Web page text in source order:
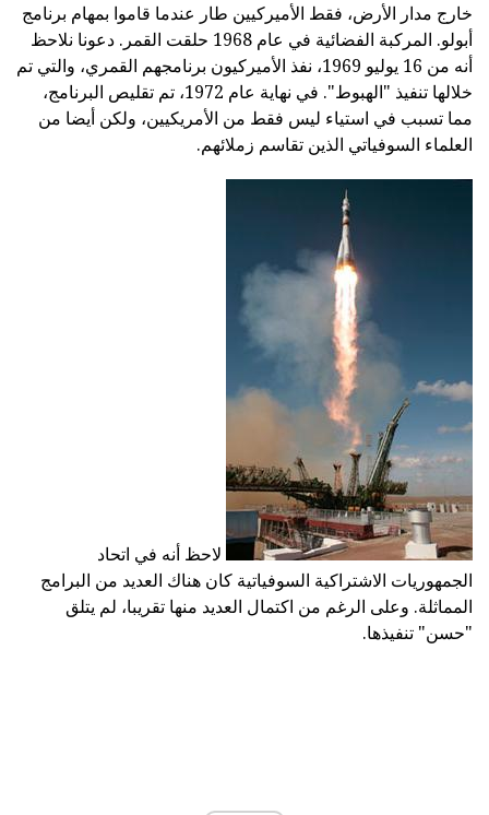
خارج مدار الأرض، فقط الأميركيين طار عندما قاموا بمهام برنامج
أبولو. المركبة الفضائية في عام 1968 حلقت القمر. دعونا نلاحظ
أنه من 16 يوليو 1969، نفذ الأميركيون برنامجهم القمري، والتي تم
خلالها تنفيذ "الهبوط". في نهاية عام 1972، تم تقليص البرنامج،
مما تسبب في استياء ليس فقط من الأمريكيين، ولكن أيضا من
العلماء السوفياتي الذين تقاسم زملائهم.
لاحظ أنه في اتحاد
الجمهوريات الاشتراكية السوفياتية كان هناك العديد من البرامج
المماثلة. وعلى الرغم من اكتمال العديد منها تقريبا، لم يتلق
"حسن" تنفيذها.